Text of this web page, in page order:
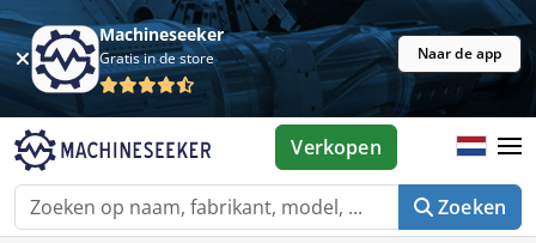
Machineseeker
Gratis in de store Naar de app
Zoeken
Verkopen